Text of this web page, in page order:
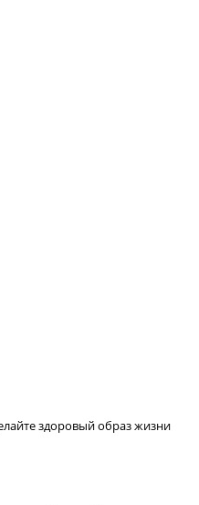
здоровый образ жизни